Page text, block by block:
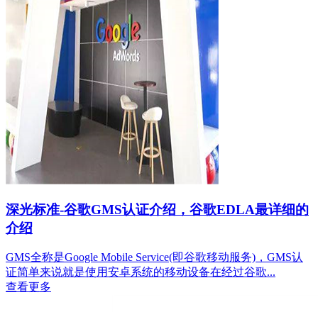
深光标准-谷歌GMS认证介绍，谷歌EDLA最详细的
介绍
GMS全称是Google Mobile Service(即谷歌移动服务)，GMS认
证简单来说就是使用安卓系统的移动设备在经过谷歌...
查看更多